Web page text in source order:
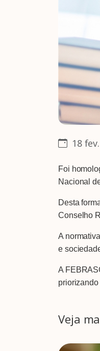
18
Foi
Nacional
Desta
Conselho
A
e
A
Veja